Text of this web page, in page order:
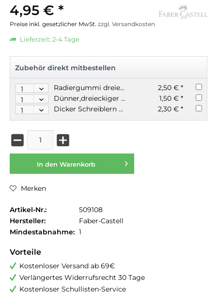
4,95 € *
Preise inkl. gesetzlicher MwSt. zzgl. Versandkosten
Lieferzeit: 2-4 Tage
Zubehör direkt mitbestellen
Radiergummi dreieckig FABER CASTELL Grip hellblau
2,50 € *
Dünner,dreieckiger Bleistift FABER CASTELL Grip versch. Stärken
1,50 € *
Dicker Schreiblern Bleistift B FABER CASTELL Jumbo Grip dreieckig
2,30 € *
In den Warenkorb
Merken
Artikel-Nr.:
509108
Hersteller:
Faber-Castell
Mindestabnahme: 1
Vorteile
Kostenloser Versand ab 69€
Verlängertes Widerrufsrecht 30 Tage
Kostenloser Schullisten-Service